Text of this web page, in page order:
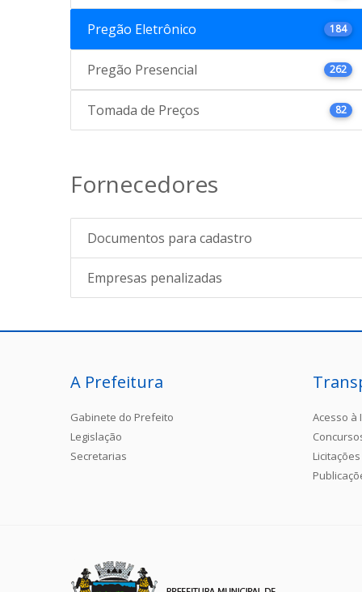
Pregão Eletrônico 184
Pregão Presencial 262
Tomada de Preços 82
Fornecedores
Documentos para cadastro
Empresas penalizadas
A Prefeitura
Gabinete do Prefeito
Legislação
Secretarias
Acesso à
Licitações